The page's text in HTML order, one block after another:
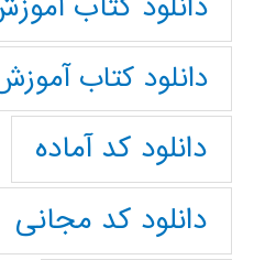
دانلود کتاب
دانلود کد آماده
دانلود کد مجانی